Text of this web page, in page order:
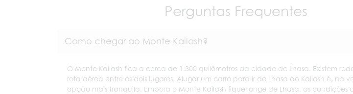
Perguntas Frequentes
Como chegar ao Monte Kailash?
O Monte Kailash fica a cerca de 1.300 quilômetros da cidade de Lhasa. Existem
rota aérea entre os dois lugares. Alugar um carro para ir de Lhasa ao Kailash é, na
opção mais tranquila. Embora o Monte Kailash fique longe de Lhasa, as condições